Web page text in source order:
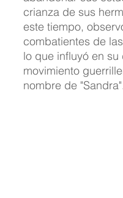
crianza de sus
este tiempo,
combatientes de
lo que influyó en
movimiento
nombre de